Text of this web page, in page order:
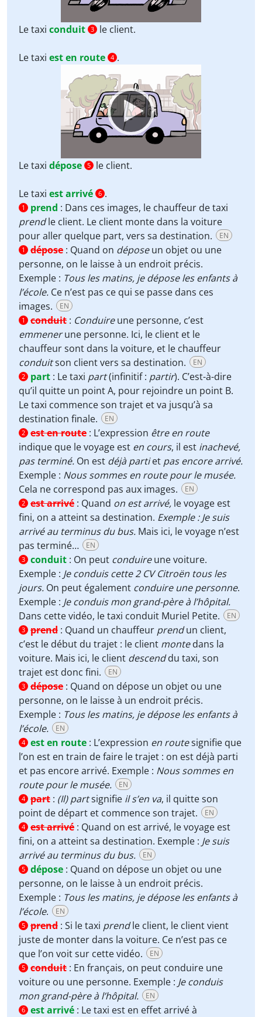
Le taxi conduit 3 le client.
Le taxi est en route 4 .
Le taxi dépose 5 le client.
Le taxi est arrivé 6 .
1 prend : Dans ces images, le chauffeur de taxi
prendle client. Le client monte dans la voiture
pour aller quelque part, vers sa destination.
EN
1 dépose : Quand on déposeun objet ou une
personne, on le laisse à un endroit précis.
Exemple : Tous les matins, je dépose les enfants à
l’école. Ce n’est pas ce qui se passe dans ces
images.
EN
1 conduit : Conduireune personne, c’est
emmenerune personne. Ici, le client et le
chauffeur sont dans la voiture, et le chauffeur
conduitson client vers sa destination. EN
2 part : Le taxi part(infinitif : partir). C’est-à-dire
qu’il quitte un point A, pour rejoindre un point B.
Le taxi commence son trajet et va jusqu’à sa
destination finale.
EN
2 est en route : L’expression être en route
indique que le voyage est en cours, il est inachevé,
pas terminé. On est déjà partiet pas encore arrivé.
Exemple : Nous sommes en route pour le musée.
Cela ne correspond pas aux images.
EN
2 est arrivé : Quand on est arrivé, le voyage est
fini, on a atteint sa destination. Exemple : Je suis
arrivé au terminus du bus. Mais ici, le voyage n’est
pas terminé…
EN
3 conduit : On peut conduireune voiture.
Exemple : Je conduis cette 2 CV Citroën tous les
jours. On peut également conduire une personne.
Exemple : Je conduis mon grand-père à l’hôpital.
Dans cette vidéo, le taxi conduit Muriel Petite.
EN
3 prend : Quand un chauffeur prendun client,
c’est le début du trajet : le client montedans la
voiture. Mais ici, le client descenddu taxi, son
trajet est donc fini.
EN
3 dépose : Quand on dépose un objet ou une
personne, on le laisse à un endroit précis.
Exemple : Tous les matins, je dépose les enfants à
l’école.
EN
4 est en route : L’expression en routesignifie que
l’on est en train de faire le trajet : on est déjà parti
et pas encore arrivé. Exemple : Nous sommes en
route pour le musée.
EN
4 part : (Il) partsignifie il s’en va, il quitte son
point de départ et commence son trajet.
EN
4 est arrivé : Quand on est arrivé, le voyage est
fini, on a atteint sa destination. Exemple : Je suis
arrivé au terminus du bus.
EN
5 dépose : Quand on dépose un objet ou une
personne, on le laisse à un endroit précis.
Exemple : Tous les matins, je dépose les enfants à
l’école. EN
5 prend : Si le taxi prendle client, le client vient
juste de monter dans la voiture. Ce n’est pas ce
que l’on voit sur cette vidéo.
EN
5 conduit : En français, on peut conduire une
voiture ou une personne. Exemple : Je conduis
mon grand-père à l’hôpital.
EN
6 est arrivé : Le taxi est en effet arrivé à